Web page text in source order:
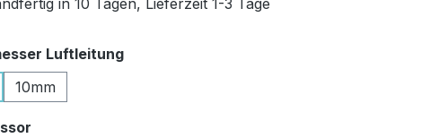
in 10 Tagen, Lieferzeit 1-3 Tage
Luftleitungauswählen
10mm